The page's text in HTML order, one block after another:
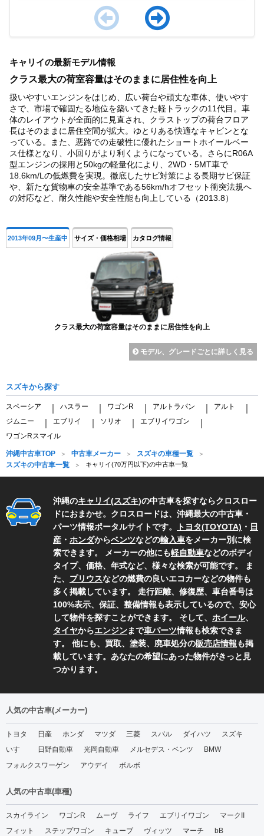
of
キャリイの最新モデル情報
クラス最大の荷室容量はそのままに居住性を向上
扱いやすいエンジンをはじめ、広い荷台や頑丈な車体、使いやす
さで、市場で確固たる地位を築いてきた軽トラックの11代目。車
体のレイアウトが全面的に見直され、クラストップの荷台フロア
長はそのままに居住空間が拡大。ゆとりある快適なキャビンとな
っている。また、悪路での走破性に優れたショートホイールベー
ス仕様となり、小回りがより利くようになっている。さらにR06A
型エンジンの採用と50kgの軽量化により、2WD・5MT車で
18.6km/Lの低燃費を実現。徹底したサビ対策による長期サビ保証
や、新たな貨物車の安全基準である56km/hオフセット衝突法規へ
の対応など、耐久性能や安全性能も向上している（2013.8）
2013年09月〜生産中 サイズ・価格相場 カタログ情報
クラス最大の荷室容量はそのままに居住性を向上
モデル、グレードごとに詳しく見る
スズキから探す
スペーシア ハスラー ワゴンR アルトラパン アルト
ジムニー エブリイ ソリオ エブリイワゴン
ワゴンRスマイル
沖縄中古車TOP 中古車メーカー
スズキの車種一覧
スズキの中古車一覧
キャリイ(70万円以下)の中古車一覧
沖縄のキャリイ(スズキ)の中古車を探すならクロスロー
ドにおまかせ。クロスロードは、沖縄最大の中古車・
パーツ情報ポータルサイトです。
トヨタ(TOYOTA) ・ 日
産 ・ ホンダからベンツなどの輸入車をメーカー別に検
索できます。 メーカーの他にも軽自動車などのボディ
タイプ、価格、年式など、様々な検索が可能です。 ま
た、 プリウスなどの燃費の良いエコカーなどの物件も
多く掲載しています。 走行距離、修復歴、車台番号は
100%表示、保証、整備情報も表示しているので、安心
して物件を探すことができます。 そして、 ホイール、
タイヤからエンジンまで車パーツ情報も検索できま
す。 他にも、買取、塗装、廃車処分の販売店情報も掲
載しています。あなたの希望にあった物件がきっと見
つかります。
人気の中古車(メーカー)
トヨタ 日産 ホンダ マツダ 三菱 スバル ダイハツ
スズキ
いすゞ
日野自動車 光岡自動車 メルセデス・ベンツ
BMW
フォルクスワーゲン
アウデイ ボルボ
人気の中古車(車種)
スカイライン ワゴンR ムーヴ ライフ エブリイワゴン
マークII
フィット
ステップワゴン キューブ ヴィッツ マーチ
bB